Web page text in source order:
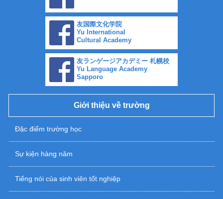
友国際文化学院
Yu International
Cultural Academy
友ランゲージアカデミー 札幌校
Yu Language Academy
Sapporo
Giới thiệu về trường
Đặc điểm trường học
Sự kiện hàng năm
Tiếng nói của sinh viên tốt nghiệp